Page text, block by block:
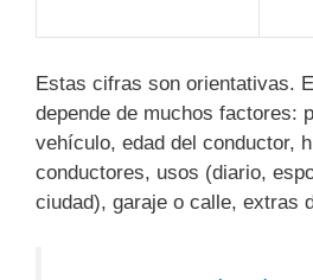
Estas cifras son orientativas.
depende de muchos factores:
vehículo, edad del conductor,
conductores, usos (diario,
ciudad), garaje o calle, extras